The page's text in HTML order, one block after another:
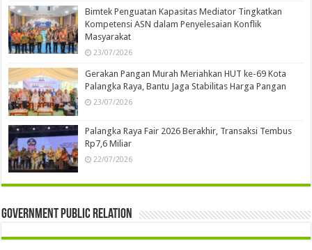
Bimtek Penguatan Kapasitas Mediator Tingkatkan
Kompetensi ASN dalam Penyelesaian Konflik
Masyarakat
23/07/2026
Gerakan Pangan Murah Meriahkan HUT ke-69 Kota
Palangka Raya, Bantu Jaga Stabilitas Harga Pangan
23/07/2026
Palangka Raya Fair 2026 Berakhir, Transaksi Tembus
Rp7,6 Miliar
22/07/2026
Government Public Relation